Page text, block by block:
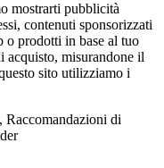
mostrarti pubblicità
contenuti sponsorizzati
o prodotti in base al tuo
acquisto, misurandone il
sito utilizziamo i
di